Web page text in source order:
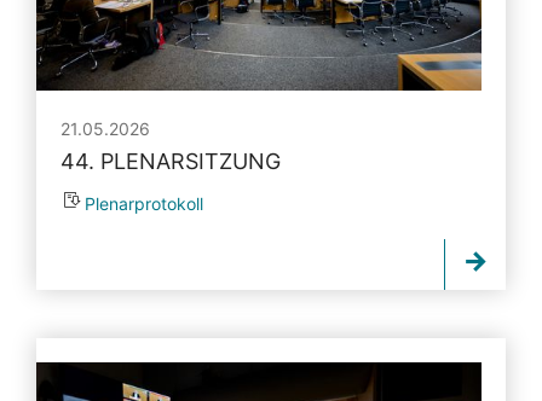
21.05.2026
44. PLENARSITZUNG
Plenarprotokoll